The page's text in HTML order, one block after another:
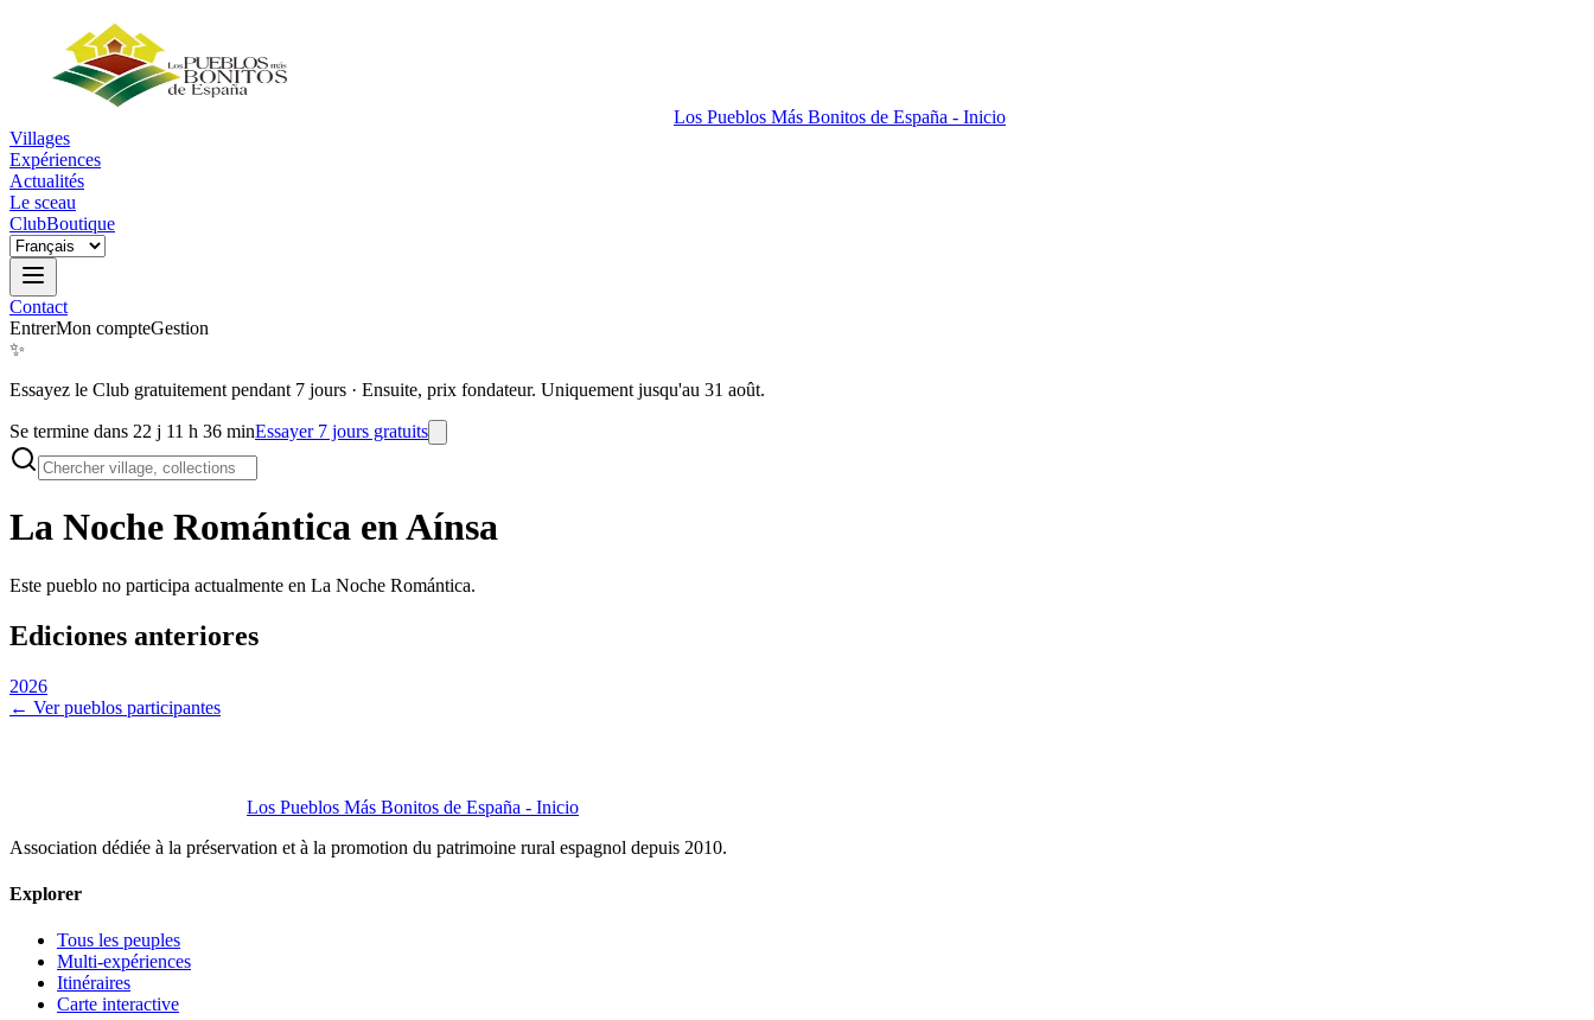
Los Pueblos Más Bonitos de España - Inicio
Villages
Expériences
Actualités
Le sceau
ClubBoutique
Contact
EntrerMon compteGestion
✨
Essayez le Club gratuitement pendant 7 jours · Ensuite, prix fondateur. Uniquement jusqu'au 31 août.
Se termine dans 22 j 11 h 36 minEssayer 7 jours gratuits
La Noche Romántica enAínsa
Este pueblo no participa actualmente en La Noche Romántica.
Ediciones anteriores
2026
← Ver pueblos participantes
Los Pueblos Más Bonitos de España - Inicio
Association dédiée à la préservation et à la promotion du patrimoine rural espagnol depuis 2010.
Explorer
Tous les peuples
Multi-expériences
Itinéraires
Carte interactive